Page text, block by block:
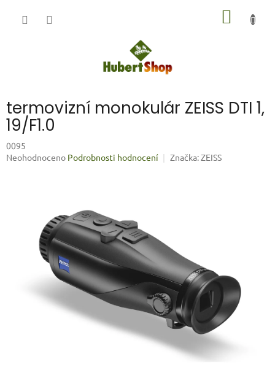
termovizní monokulár ZEISS DTI 1,
19/F1.0
0095
Průměrné
hvězdiček.
Neohodnoceno Podrobnosti hodnocení Značka:ZEISS